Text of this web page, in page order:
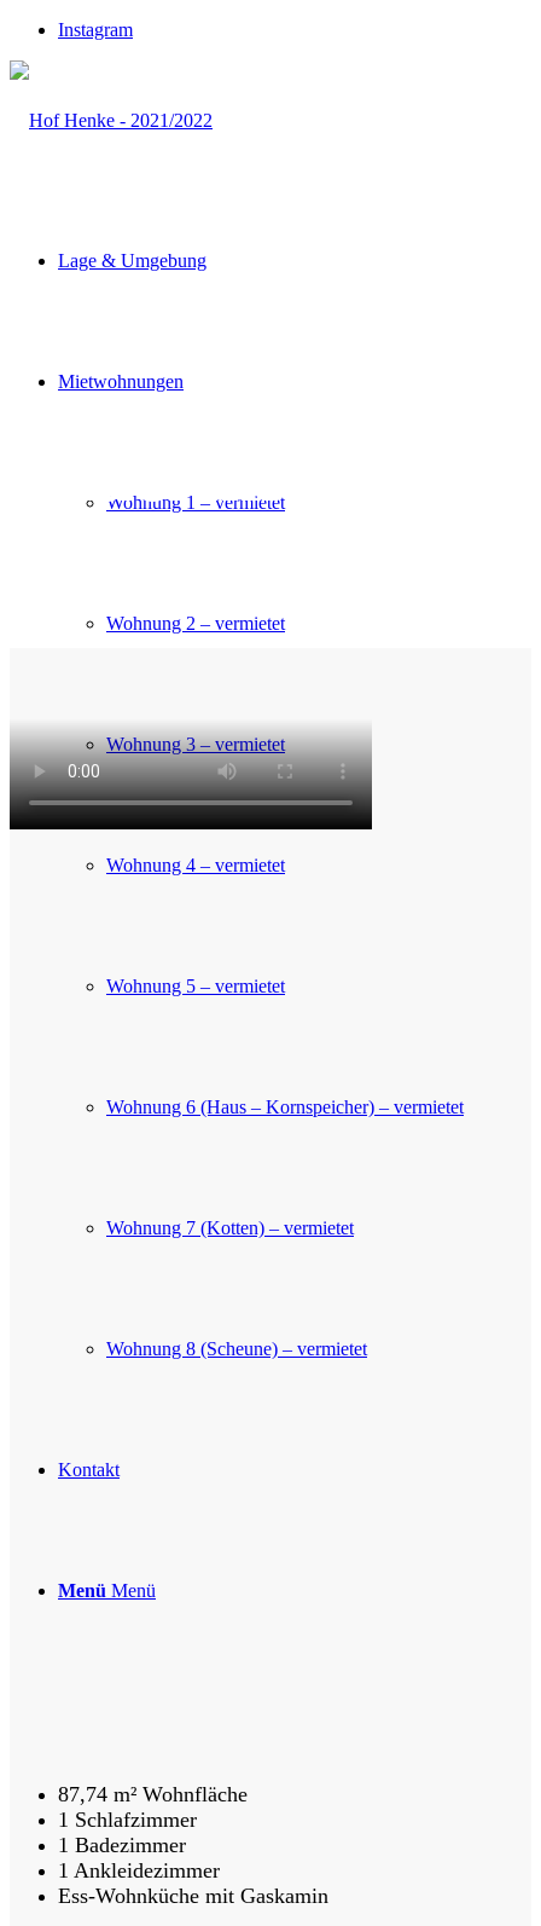
Instagram
Lage & Umgebung
Mietwohnungen
Wohnung 1 – vermietet
Wohnung 2 – vermietet
Wohnung 3 – vermietet
Wohnung 4 – vermietet
Wohnung 5 – vermietet
Wohnung 6 (Haus – Kornspeicher) – vermietet
Wohnung 7 (Kotten) – vermietet
Wohnung 8 (Scheune) – vermietet
Kontakt
Menü Menü
Bauernhaus
87,74 m² Wohnfläche
1 Schlafzimmer
1 Badezimmer
1 Ankleidezimmer
Ess-Wohnküche mit Gaskamin